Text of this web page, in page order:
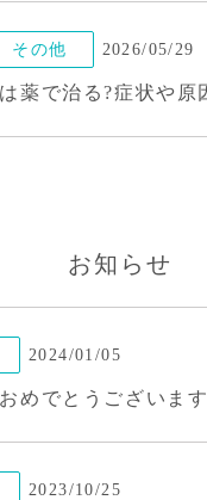
その他 2026/05/29
お知らせ
2024/01/05
2023/10/25